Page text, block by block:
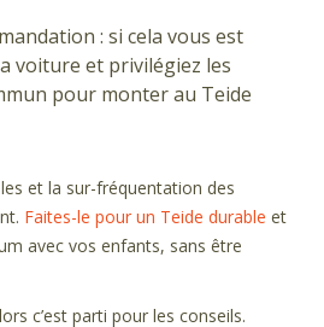
: si cela vous est
voiture et privilégiez les
pour monter au Teide
et la sur-fréquentation des
Faites-le pour un Teide durable et
avec vos enfants, sans être
c’est parti pour les conseils.